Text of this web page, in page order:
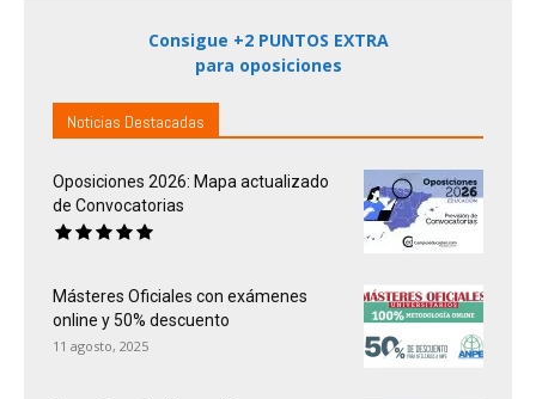
Consigue +2 PUNTOS EXTRA
para oposiciones
Noticias Destacadas
Oposiciones 2026: Mapa actualizado
de Convocatorias
Másteres Oficiales con exámenes
online y 50% descuento
11 agosto, 2025